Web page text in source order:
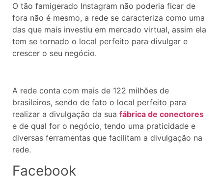
O tão famigerado Instagram não poderia ficar de
fora não é mesmo, a rede se caracteriza como uma
das que mais investiu em mercado virtual, assim ela
tem se tornado o local perfeito para divulgar e
crescer o seu negócio.
A rede conta com mais de 122 milhões de
brasileiros, sendo de fato o local perfeito para
realizar a divulgação da sua fábrica de conectores
e de qual for o negócio, tendo uma praticidade e
diversas ferramentas que facilitam a divulgação na
rede.
Facebook